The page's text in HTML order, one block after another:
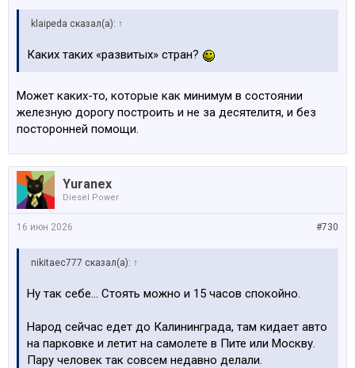
klaipeda сказал(а): ↑
Каких таких «развитых» стран?
Может каких-то, которые как минимум в состоянии
железную дорогу построить и не за десятелитя, и без
посторонней помощи.
Yuranex
Diesel Power
#730
16 июн 2026
nikitaec777 сказал(а): ↑
Ну так себе… Стоять можно и 15 часов спокойно.
Народ сейчас едет до Калининграда, там кидает авто
на парковке и летит на самолете в Пите или Москву.
Пару человек так совсем недавно делали.